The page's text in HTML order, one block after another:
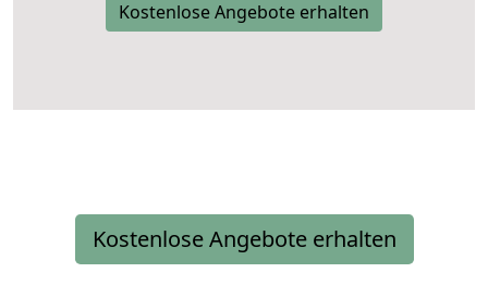
Kostenlose Angebote erhalten
Kostenlose Angebote erhalten